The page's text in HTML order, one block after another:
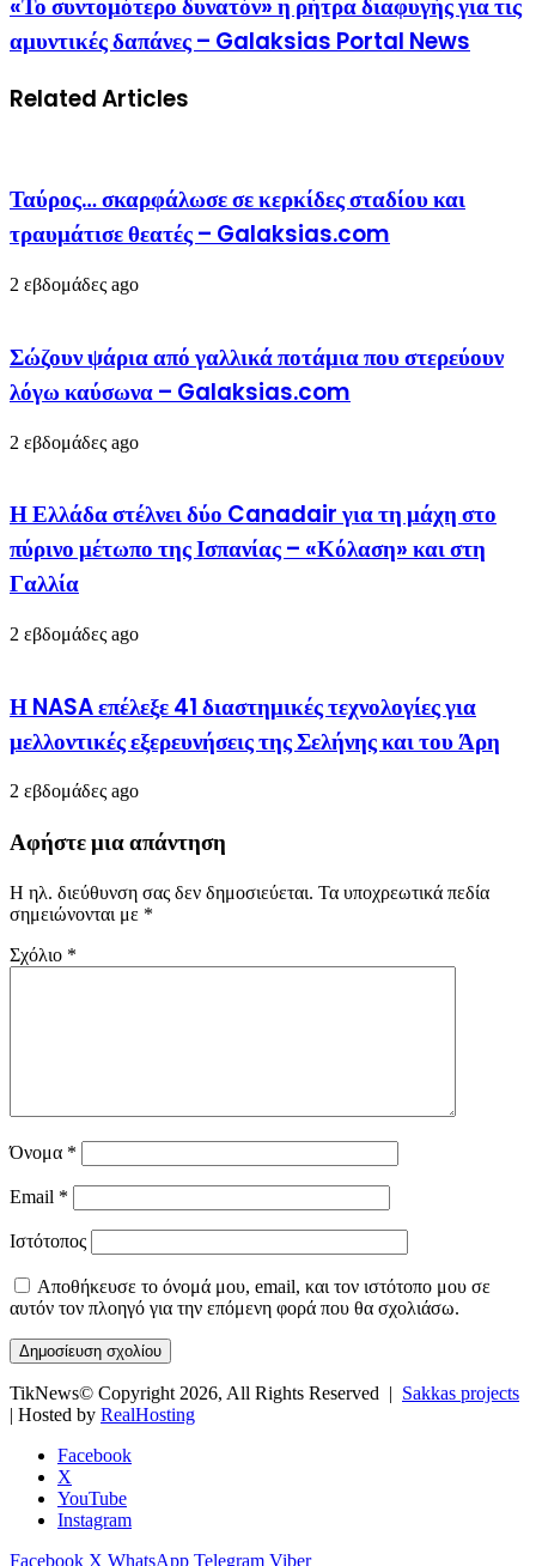
«Το συντομότερο δυνατόν» η ρήτρα διαφυγής για τις
αμυντικές δαπάνες – Galaksias Portal News
Related Articles
Ταύρος… σκαρφάλωσε σε κερκίδες σταδίου και
τραυμάτισε θεατές – Galaksias.com
2 εβδομάδες ago
Σώζουν ψάρια από γαλλικά ποτάμια που στερεύουν
λόγω καύσωνα – Galaksias.com
2 εβδομάδες ago
Η Ελλάδα στέλνει δύο Canadair για τη μάχη στο
πύρινο μέτωπο της Ισπανίας – «Κόλαση» και στη
Γαλλία
2 εβδομάδες ago
Η NASA επέλεξε 41 διαστημικές τεχνολογίες για
μελλοντικές εξερευνήσεις της Σελήνης και του Άρη
2 εβδομάδες ago
Αφήστε μια απάντηση
Η ηλ. διεύθυνση σας δεν δημοσιεύεται. Τα υποχρεωτικά πεδία
σημειώνονται με *
Σχόλιο *
Όνομα *
Email *
Ιστότοπος
Αποθήκευσε το όνομά μου, email, και τον ιστότοπο μου σε
αυτόν τον πλοηγό για την επόμενη φορά που θα σχολιάσω.
TikNews© Copyright 2026, All Rights Reserved | Sakkas projects
| Hosted by RealHosting
Facebook
X
YouTube
Instagram
Facebook X WhatsApp Telegram Viber